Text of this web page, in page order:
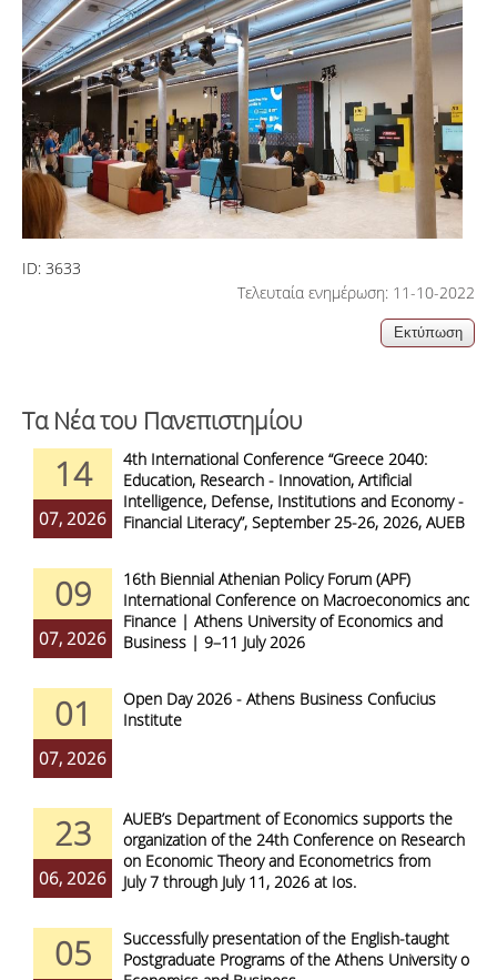
ID: 3633
Τελευταία ενημέρωση: 11-10-2022
Τα Νέα του Πανεπιστημίου
14
07, 2026
4th International Conference “Greece 2040:
Education, Research - Innovation, Artificial
Intelligence, Defense, Institutions and Economy -
Financial Literacy”, September 25-26, 2026, AUEB
09
07, 2026
16th Biennial Athenian Policy Forum (APF)
International Conference on Macroeconomics and
Finance | Athens University of Economics and
Business | 9–11 July 2026
01
07, 2026
Open Day 2026 - Athens Business Confucius
Institute
23
06, 2026
AUEB’s Department of Economics supports the
organization of the 24th Conference on Research
on Economic Theory and Econometrics from
July 7 through July 11, 2026 at Ios.
05
Successfully presentation of the English-taught
Postgraduate Programs of the Athens University of